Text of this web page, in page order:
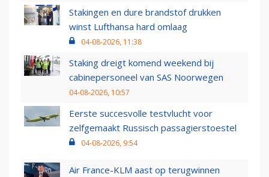
Stakingen en dure brandstof drukken
winst Lufthansa hard omlaag
04-08-2026, 11:38
Staking dreigt komend weekend bij
cabinepersoneel van SAS Noorwegen
04-08-2026, 10:57
Eerste succesvolle testvlucht voor
zelfgemaakt Russisch passagierstoestel
04-08-2026, 9:54
Air France-KLM aast op terugwinnen